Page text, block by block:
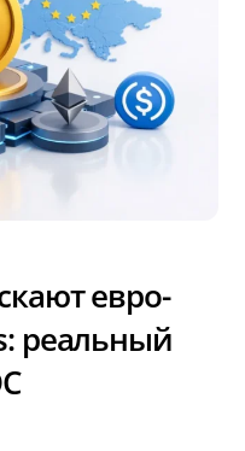
евро-
реальный